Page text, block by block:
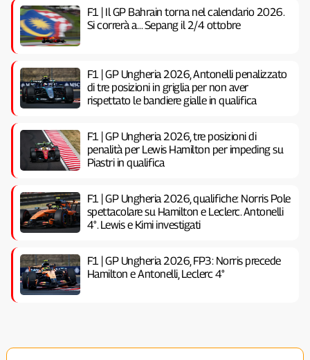
F1 | Il GP Bahrain torna nel calendario 2026.
Si correrà a… Sepang il 2/4 ottobre
F1 | GP Ungheria 2026, Antonelli penalizzato
di tre posizioni in griglia per non aver
rispettato le bandiere gialle in qualifica
F1 | GP Ungheria 2026, tre posizioni di
penalità per Lewis Hamilton per impeding su
Piastri in qualifica
F1 | GP Ungheria 2026, qualifiche: Norris Pole
spettacolare su Hamilton e Leclerc. Antonelli
4°. Lewis e Kimi investigati
F1 | GP Ungheria 2026, FP3: Norris precede
Hamilton e Antonelli, Leclerc 4°